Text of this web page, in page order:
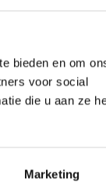
bieden en om
voor social
die u aan ze
Marketing